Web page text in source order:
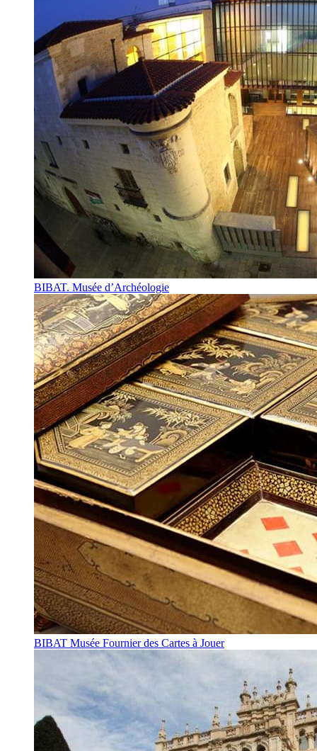
BIBAT. Musée d’Archéologie
BIBAT Musée Fournier des Cartes à Jouer